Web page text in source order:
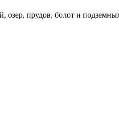
прудов, болот и